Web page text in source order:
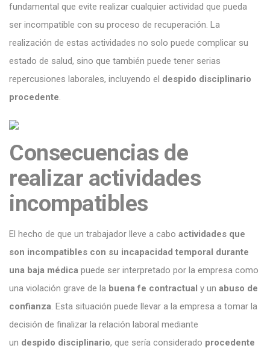
fundamental que evite realizar cualquier actividad que pueda
ser incompatible con su proceso de recuperación. La
realización de estas actividades no solo puede complicar su
estado de salud, sino que también puede tener serias
repercusiones laborales, incluyendo el despido disciplinario
procedente.
Consecuencias de
realizar actividades
incompatibles
El hecho de que un trabajador lleve a cabo actividades que
son incompatibles con su incapacidad temporal durante
una baja médica puede ser interpretado por la empresa como
una violación grave de la buena fe contractual y un abuso de
confianza. Esta situación puede llevar a la empresa a tomar la
decisión de finalizar la relación laboral mediante
un despido disciplinario, que sería considerado procedente